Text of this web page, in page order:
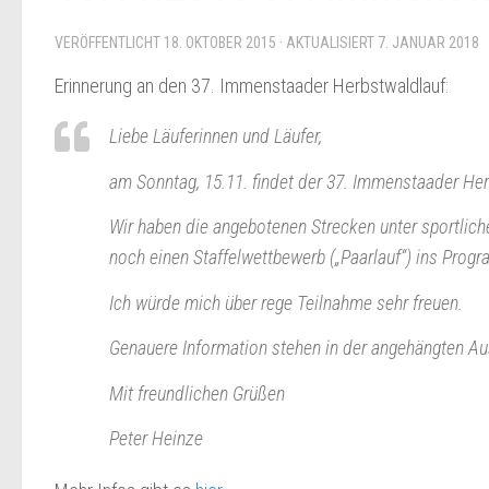
VERÖFFENTLICHT 18. OKTOBER 2015 · AKTUALISIERT 7. JANUAR 2018
Erinnerung an den 37. Immenstaader Herbstwaldlauf:
Liebe Läuferinnen und Läufer,
am Sonntag, 15.11. findet der 37. Immenstaader
Wir haben die angebotenen Strecken unter
noch einen Staffelwettbewerb („Paarlauf“) ins
Ich würde mich über rege Teilnahme sehr freuen.
Genauere Information stehen in der angehängten
Mit freundlichen Grüßen
Peter Heinze